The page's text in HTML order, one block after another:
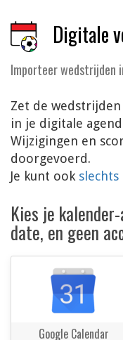
Digitale
Importeer wedstrijden
Zet de wedstrijden
in je digitale
Wijzigingen en
doorgevoerd.
Je kunt ook
Kies je
date, en geen
Google Calendar